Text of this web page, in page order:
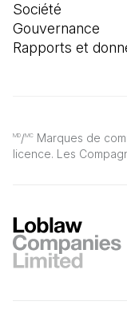
MD/MC Marques de
licence. Les
Société
Gouvernance
Rapports et